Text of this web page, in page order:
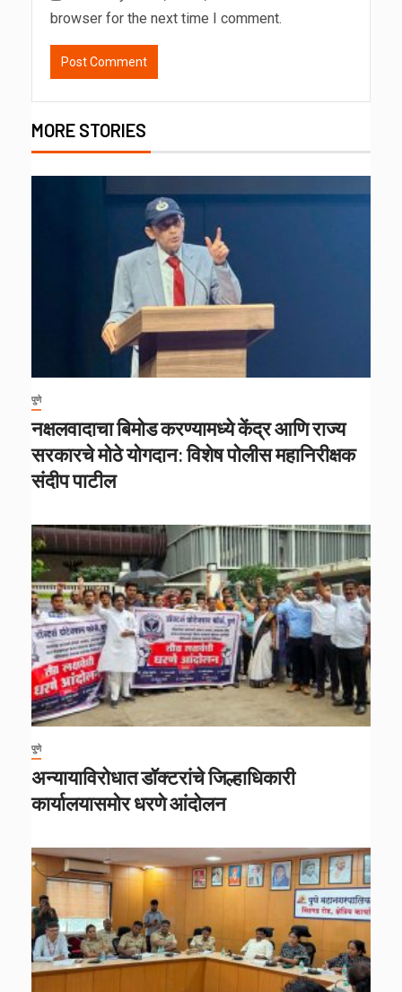
browser for the next time I comment.
MORE STORIES
पुणे
नक्षलवादाचा बिमोड करण्यामध्ये केंद्र आणि राज्य
सरकारचे मोठे योगदान: विशेष पोलीस महानिरीक्षक
संदीप पाटील
पुणे
अन्यायाविरोधात डॉक्टरांचे जिल्हाधिकारी
कार्यालयासमोर धरणे आंदोलन